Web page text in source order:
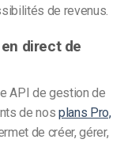
de revenus.
direct de
API de gestion de
de nosplans Pro,
de créer, gérer,